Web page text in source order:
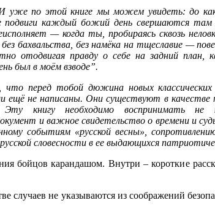
уже по этой книге мы можем увидеть: до
подвиги каждый божий день свершаются
— когда ты, пробираясь сквозь
бахвальства, без намёка на тщеславие —
отодвигая правду о себе на задний план,
был в моём взводе”.
перед тобой дюжина новых классических
ещё не написаны. Они существуют в качестве
Эту книгу необходимо воспринимать не
и важное свидетельство о времени и
событиям «русской весны»,
словесности в ее выдающихся
бойцов карандашом. Внутри – короткие
случаев не указываются из соображений